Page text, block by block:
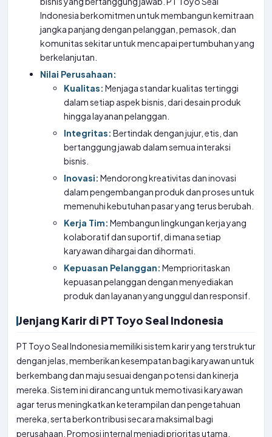
Indonesia berkomitmen untuk membangun kemitraan
jangka panjang dengan pelanggan, pemasok, dan
komunitas sekitar untuk mencapai pertumbuhan yang
berkelanjutan.
Nilai Perusahaan:
Kualitas: Menjaga standar kualitas tertinggi
dalam setiap aspek bisnis, dari desain produk
hingga layanan pelanggan.
Integritas: Bertindak dengan jujur, etis, dan
bertanggung jawab dalam semua interaksi
bisnis.
Inovasi: Mendorong kreativitas dan inovasi
dalam pengembangan produk dan proses untuk
memenuhi kebutuhan pasar yang terus berubah.
Kerja Tim: Membangun lingkungan kerja yang
kolaboratif dan suportif, di mana setiap
karyawan dihargai dan dihormati.
Kepuasan Pelanggan: Memprioritaskan
kepuasan pelanggan dengan menyediakan
produk dan layanan yang unggul dan responsif.
Jenjang Karir di PT Toyo Seal Indonesia
PT Toyo Seal Indonesia memiliki sistem karir yang terstruktur
dengan jelas, memberikan kesempatan bagi karyawan untuk
berkembang dan maju sesuai dengan potensi dan kinerja
mereka. Sistem ini dirancang untuk memotivasi karyawan
agar terus meningkatkan keterampilan dan pengetahuan
mereka, serta berkontribusi secara maksimal bagi
perusahaan. Promosi internal menjadi prioritas utama,